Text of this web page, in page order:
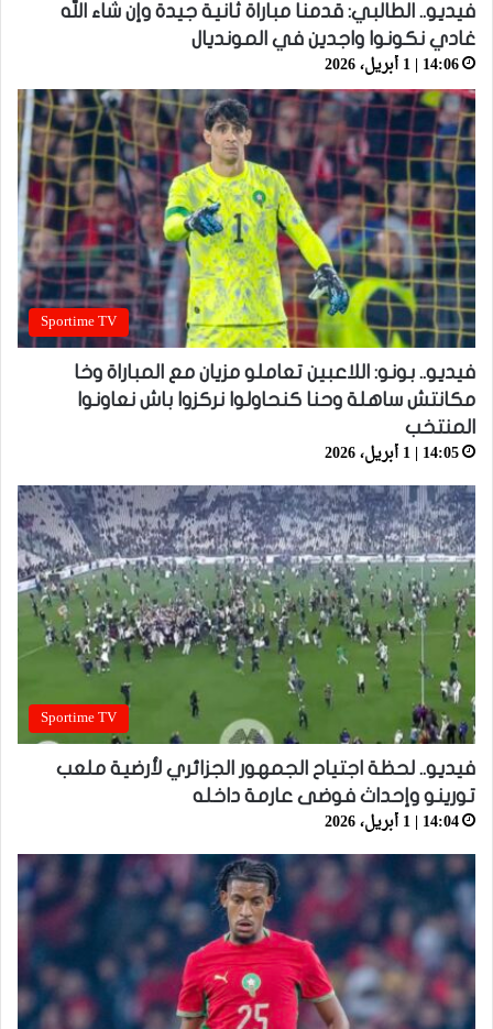
فيديو.. الطالبي: قدمنا مباراة ثانية جيدة وإن شاء الله
غادي نكونوا واجدين في المونديال
14:06 | 1 أبريل، 2026
Sportime TV
فيديو.. بونو: اللاعبين تعاملو مزيان مع المباراة وخا
مكانتش ساهلة وحنا كنحاولوا نركزوا باش نعاونوا
المنتخب
14:05 | 1 أبريل، 2026
Sportime TV
فيديو.. لحظة اجتياح الجمهور الجزائري لأرضية ملعب
تورينو وإحداث فوضى عارمة داخله
14:04 | 1 أبريل، 2026